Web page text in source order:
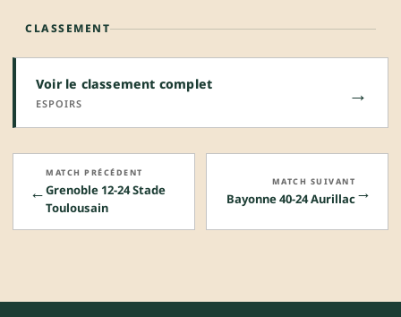
CLASSEMENT
Voir le classement complet
ESPOIRS →
←
MATCH PRÉCÉDENT
Grenoble 12-24 Stade
Toulousain
→
MATCH SUIVANT
Bayonne 40-24 Aurillac